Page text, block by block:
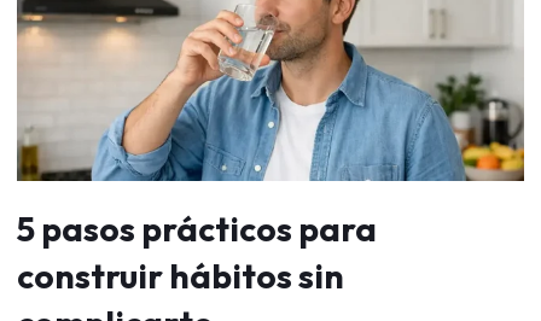
5 pasos prácticos para
construir hábitos sin